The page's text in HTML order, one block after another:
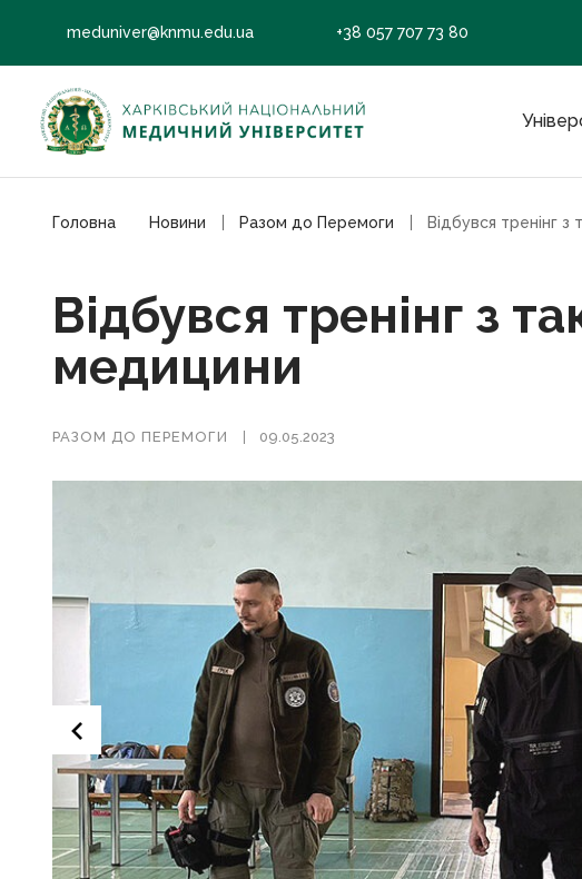
meduniver@knmu.edu.ua +38 057 707 73 80
Головна Новини Разом до Перемоги
Відбувся тренінг з
медицини
РАЗОМ ДО ПЕРЕМОГИ 09.05.2023